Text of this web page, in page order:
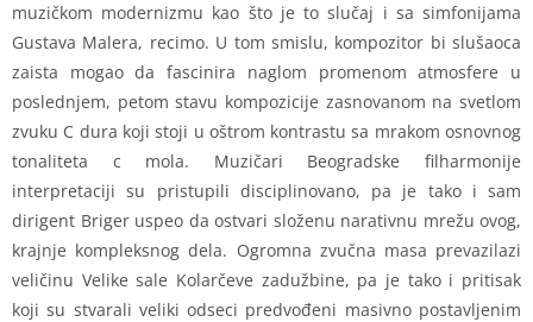
muzičkom modernizmu kao što je to slučaj i sa simfonijama
Gustava Malera, recimo. U tom smislu, kompozitor bi slušaoca
zaista mogao da fascinira naglom promenom atmosfere u
poslednjem, petom stavu kompozicije zasnovanom na svetlom
zvuku C dura koji stoji u oštrom kontrastu sa mrakom osnovnog
tonaliteta c mola. Muzičari Beogradske filharmonije
interpretaciji su pristupili disciplinovano, pa je tako i sam
dirigent Briger uspeo da ostvari složenu narativnu mrežu ovog,
krajnje kompleksnog dela. Ogromna zvučna masa prevazilazi
veličinu Velike sale Kolarčeve zadužbine, pa je tako i pritisak
koji su stvarali veliki odseci predvođeni masivno postavljenim